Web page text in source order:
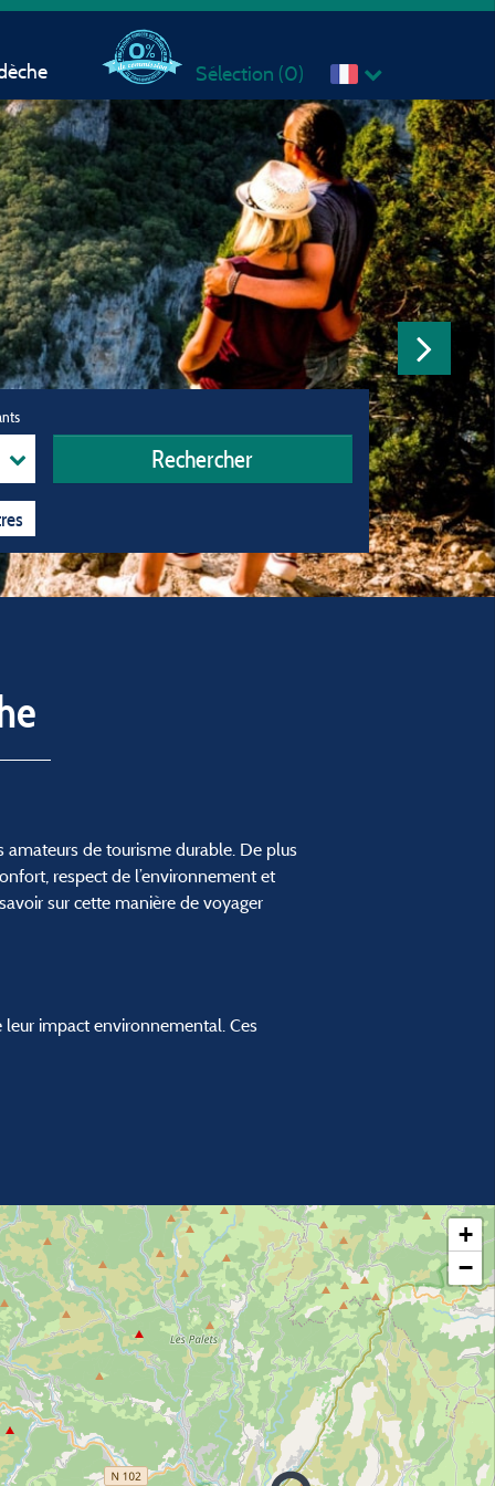
Sélection (0)
Rechercher
amateurs de tourisme durable. De plus
respect de l’environnement et
sur cette manière de voyager
impact environnemental. Ces
+
−